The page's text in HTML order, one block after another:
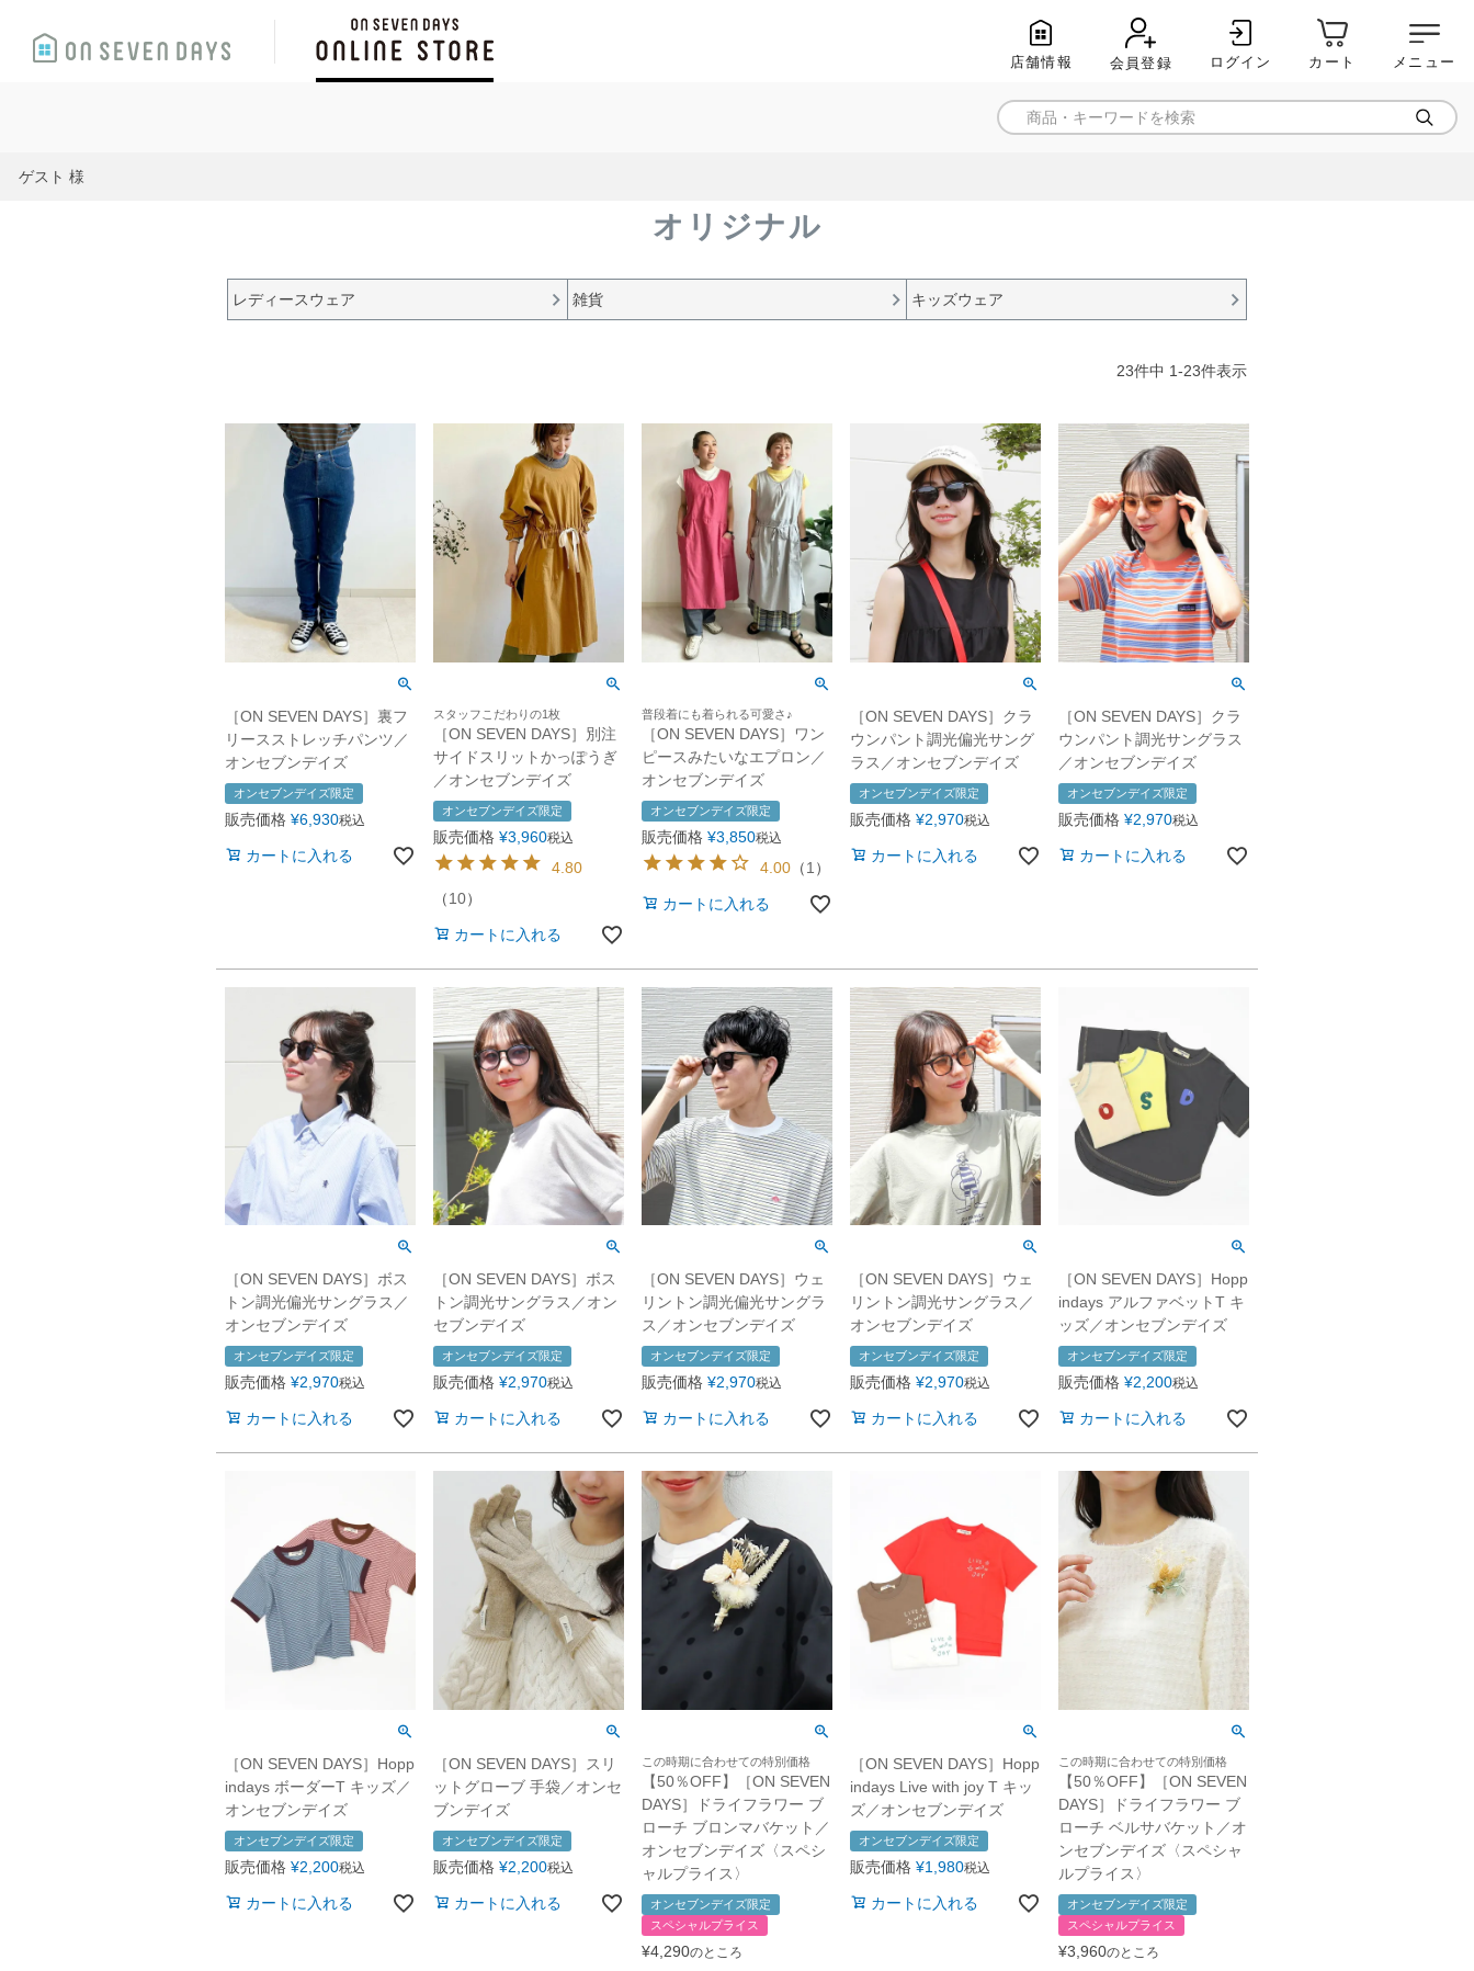
店舗情報 会員登録 ログイン カート メニュー
ゲスト 様
オリジナル
レディースウェア 雑貨 キッズウェア
23件中 1-23件表示
［ON SEVEN DAYS］裏フ
リースストレッチパンツ／
オンセブンデイズ
オンセブンデイズ限定
販売価格 ¥6,930税込
カートに入れる
スタッフこだわりの1枚
［ON SEVEN DAYS］別注
サイドスリットかっぽうぎ
／オンセブンデイズ
オンセブンデイズ限定
販売価格 ¥3,960税込
4.80
（10）
カートに入れる
普段着にも着られる可愛さ♪
［ON SEVEN DAYS］ワン
ピースみたいなエプロン／
オンセブンデイズ
オンセブンデイズ限定
販売価格 ¥3,850税込
4.00 （1 ）
カートに入れる
［ON SEVEN DAYS］クラ
ウンパント調光偏光サング
ラス／オンセブンデイズ
オンセブンデイズ限定
販売価格 ¥2,970税込
カートに入れる
［ON SEVEN DAYS］クラ
ウンパント調光サングラス
／オンセブンデイズ
オンセブンデイズ限定
販売価格 ¥2,970税込
カートに入れる
［ON SEVEN DAYS］ボス
トン調光偏光サングラス／
オンセブンデイズ
オンセブンデイズ限定
販売価格 ¥2,970税込
カートに入れる
［ON SEVEN DAYS］ボス
トン調光サングラス／オン
セブンデイズ
オンセブンデイズ限定
販売価格 ¥2,970税込
カートに入れる
［ON SEVEN DAYS］ウェ
リントン調光偏光サングラ
ス／オンセブンデイズ
オンセブンデイズ限定
販売価格 ¥2,970税込
カートに入れる
［ON SEVEN DAYS］ウェ
リントン調光サングラス／
オンセブンデイズ
オンセブンデイズ限定
販売価格 ¥2,970税込
カートに入れる
［ON SEVEN DAYS］Hopp
indays アルファベットT キ
ッズ／オンセブンデイズ
オンセブンデイズ限定
販売価格 ¥2,200税込
カートに入れる
［ON SEVEN DAYS］Hopp
indays ボーダーT キッズ／
オンセブンデイズ
オンセブンデイズ限定
販売価格 ¥2,200税込
カートに入れる
［ON SEVEN DAYS］スリ
ットグローブ 手袋／オンセ
ブンデイズ
オンセブンデイズ限定
販売価格 ¥2,200税込
カートに入れる
この時期に合わせての特別価格
【50％OFF】［ON SEVEN
DAYS］ドライフラワー ブ
ローチ ブロンマバケット／
オンセブンデイズ〈スペシ
ャルプライス〉
オンセブンデイズ限定
スペシャルプライス
¥4,290のところ
［ON SEVEN DAYS］Hopp
indays Live with joy T キッ
ズ／オンセブンデイズ
オンセブンデイズ限定
販売価格 ¥1,980税込
カートに入れる
この時期に合わせての特別価格
【50％OFF】［ON SEVEN
DAYS］ドライフラワー ブ
ローチ ベルサバケット／オ
ンセブンデイズ〈スペシャ
ルプライス〉
オンセブンデイズ限定
スペシャルプライス
¥3,960のところ